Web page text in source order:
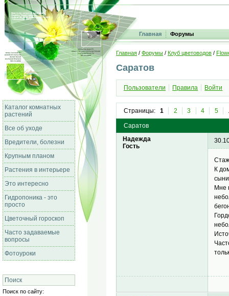
Главная Форумы
Каталог комнатных
растений
Все об уходе
Вредители, болезни
Крупным планом
Растения в интерьере
Это интересно
Гидропоника - это
просто
Цветочный гороскоп
Часто задаваемые
вопросы
Фотоуроки
Поиск
Поиск по сайту:
Главная / Форумы / Клуб цветоводов /
Саратов
Пользователи Правила Войти
Страницы: 1 2 3 4 5
Саратов
Надежда
Гость
К
Мне